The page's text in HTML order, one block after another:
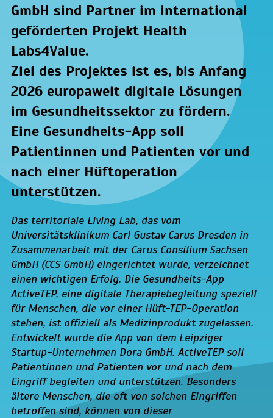
GmbH sind Partner im international
geförderten Projekt Health
Labs4Value.
Ziel des Projektes ist es, bis Anfang
2026 europaweit digitale Lösungen
im Gesundheitssektor zu fördern.
Eine Gesundheits-App soll
Patientinnen und Patienten vor und
nach einer Hüftoperation
unterstützen.
Das territoriale Living Lab, das vom
Universitätsklinikum Carl Gustav Carus Dresden in
Zusammenarbeit mit der Carus Consilium Sachsen
GmbH (CCS GmbH) eingerichtet wurde, verzeichnet
einen wichtigen Erfolg. Die Gesundheits-App
ActiveTEP, eine digitale Therapiebegleitung speziell
für Menschen, die vor einer Hüft-TEP-Operation
stehen, ist offiziell als Medizinprodukt zugelassen.
Entwickelt wurde die App von dem Leipziger
Startup-Unternehmen Dora GmbH. ActiveTEP soll
Patientinnen und Patienten vor und nach dem
Eingriff begleiten und unterstützen. Besonders
ältere Menschen, die oft von solchen Eingriffen
betroffen sind, können von dieser